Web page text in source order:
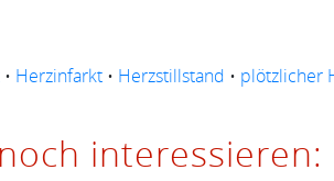
• Herzinfarkt • Herzstillstand • plötzlicher
interessieren: